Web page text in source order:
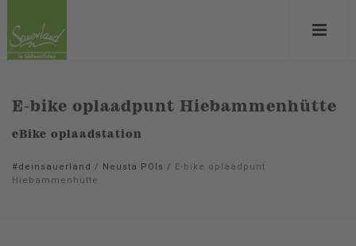
E-bike oplaadpunt Hiebammenhütte
eBike oplaadstation
#deinsauerland / Neusta POIs / E-bike oplaadpunt
Hiebammenhütte